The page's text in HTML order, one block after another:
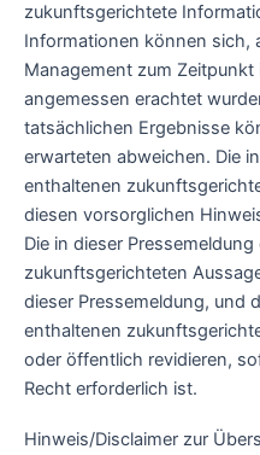
zukunftsgerichtete
Informationen können sich,
Management zum Zeitpunkt
angemessen erachtet
tatsächlichen Ergebnisse
erwarteten abweichen. Die
enthaltenen
diesen vorsorglichen
Die in dieser
zukunftsgerichteten
dieser Pressemeldung, und
enthaltenen
oder öffentlich revidieren,
Recht erforderlich ist.
Hinweis/Disclaimer zur